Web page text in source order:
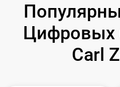
Цифровых
Carl